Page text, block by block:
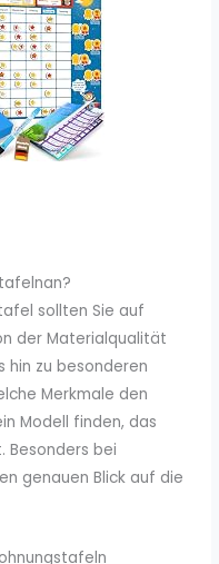
sollten Sie auf
der Materialqualität
hin zu besonderen
Merkmale den
Modell finden, das
Besonders bei
genauen Blick auf die